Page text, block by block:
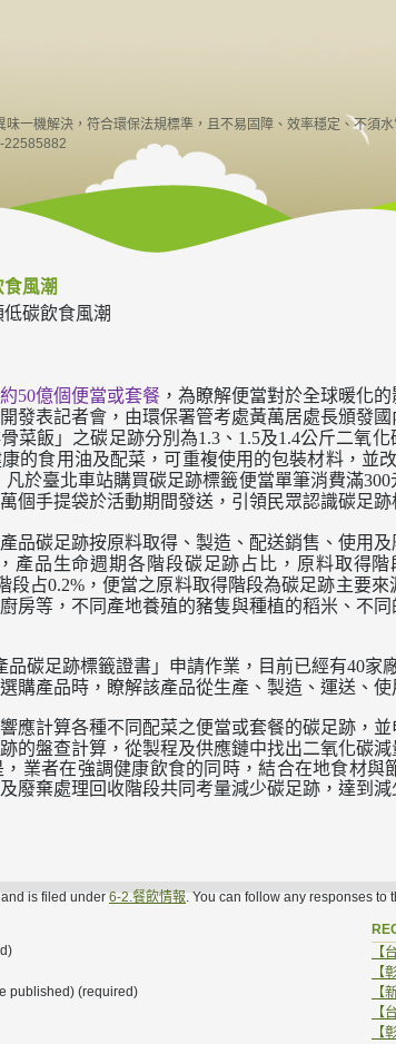
一機解決，符合環保法規標準，且不易固障、效率穩定、不須
22585882
風潮
低碳飲食風潮
50億個便當或套餐 ，為瞭解便當對於全球暖化
發表記者會，由環保署管考處黃萬居處長頒發
菜飯」之碳足跡分別為1.3、 1.5及1.4公斤二氧化
的食用油及配菜，可重複使用的包裝材料，並
凡於臺北車站購買碳足跡標籤便當單筆消費滿300
萬個手提袋於活動期間發送，引領民眾認識碳足跡
品碳足跡按原料取得、製造、配送銷售、使用
產品生命週期各階段碳足跡占比，原料取得階
段占0.2%，便當之原料取得階段為碳足跡主要
房等，不同產地養殖的豬隻與種植的稻米、不
品碳足跡標籤證書」申請作業，目前已經有40家
購產品時，瞭解該產品從生產、製造、運送、
應計算各種不同配菜之便當或套餐的碳足跡，
的盤查計算，從製程及供應鏈中找出二氧化碳
業者在強調健康飲食的同時，結合在地食材
廢棄處理回收階段共同考量減少碳足跡，達到
is filed under 6-2.餐飲情報. You can follow any responses to
published) (required)
【
【
【
【
【